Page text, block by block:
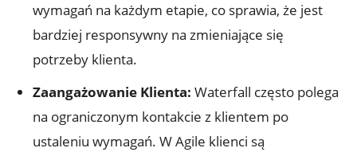
wymagań na każdym etapie, co sprawia, że jest
bardziej responsywny na zmieniające się
potrzeby klienta.
Zaangażowanie Klienta: Waterfall często polega
na ograniczonym kontakcie z klientem po
ustaleniu wymagań. W Agile klienci są